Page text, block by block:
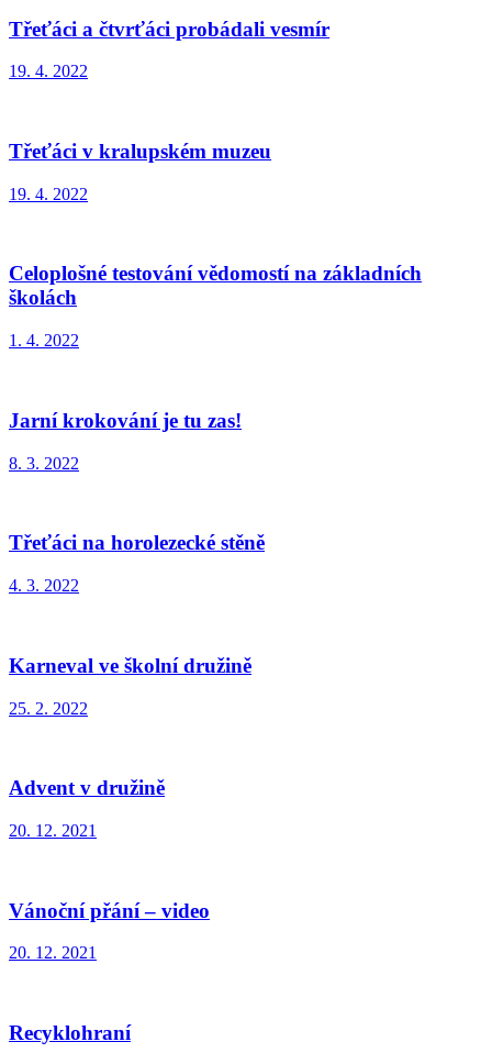
Třeťáci a čtvrťáci probádali vesmír
19. 4. 2022
Třeťáci v kralupském muzeu
19. 4. 2022
Celoplošné testování vědomostí na základních
školách
1. 4. 2022
Jarní krokování je tu zas!
8. 3. 2022
Třeťáci na horolezecké stěně
4. 3. 2022
Karneval ve školní družině
25. 2. 2022
Advent v družině
20. 12. 2021
Vánoční přání – video
20. 12. 2021
Recyklohraní